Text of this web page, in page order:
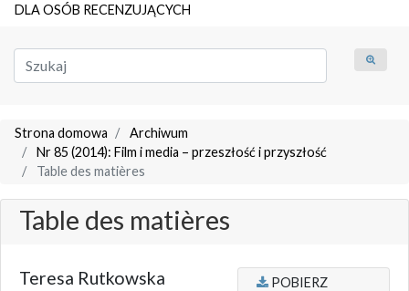
DLA OSÓB RECENZUJĄCYCH
Strona domowa
Archiwum
Nr 85 (2014): Film i media – przeszłość i przyszłość
Table des matières
Table des matières
Teresa Rutkowska POBIERZ